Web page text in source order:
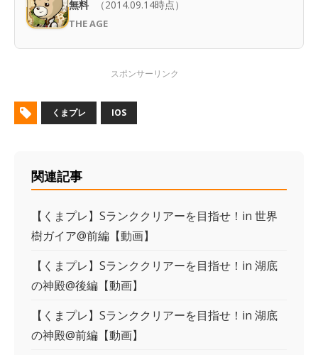
無料 （2014.09.14時点）
THE AGE
くまプレ IOS
関連記事
【くまプレ】Sランククリアーを目指せ！in 世界
樹ガイア@前編【動画】
【くまプレ】Sランククリアーを目指せ！in 湖底
の神殿@後編【動画】
【くまプレ】Sランククリアーを目指せ！in 湖底
の神殿@前編【動画】